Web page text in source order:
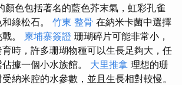
顏色包括著名的藍色芥末氣，虹彩孔雀
綠松石。 竹東 整骨 在納米卡菌中選擇
。 柬埔寨簽證 珊瑚碎片可能非常小，
時，許多珊瑚物種可以生長足夠大，任
據一個小水族館。 大里推拿 理想的珊
納米腔的水參數，並且生長相對較慢。